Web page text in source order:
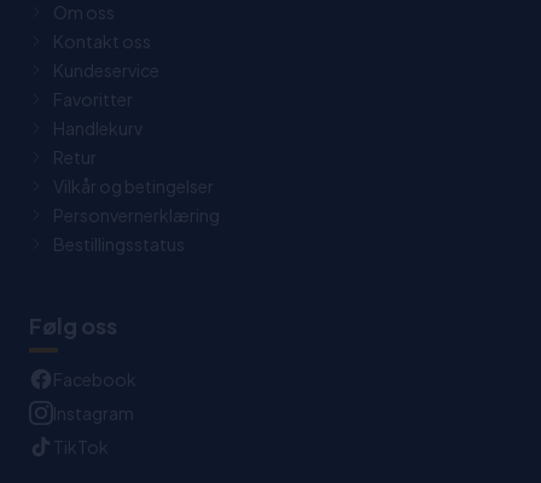
Om oss
Kontakt oss
Kundeservice
Favoritter
Handlekurv
Retur
Vilkår og betingelser
Personvernerklæring
Bestillingsstatus
Følg oss
Facebook
Instagram
TikTok